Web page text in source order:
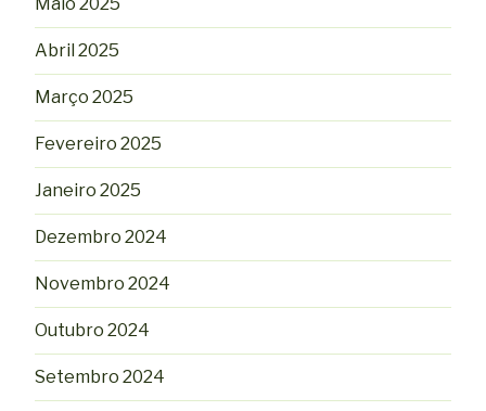
Abril 2025
Março 2025
Fevereiro 2025
Janeiro 2025
Dezembro 2024
Novembro 2024
Outubro 2024
Setembro 2024